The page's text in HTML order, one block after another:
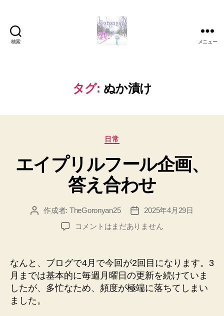
検索
マ
イ
ド
音
と
日
常
の
と
メニュー
タグ: ぬか漬け
カ
ゴ
リ
ー
日常
エイプリルフール企画、
答え合わせ
投 作成者: TheGoronyan25
投
稿
日
2025年4月29日
エ
リ
フ
ー
コメントはまだありません
なんと、ブログで4月で今回が2回目になります。3
月までは基本的に毎週月曜日の更新を続けていま
したが、多忙なため、頻度が極端に落ちてしまい
ました。